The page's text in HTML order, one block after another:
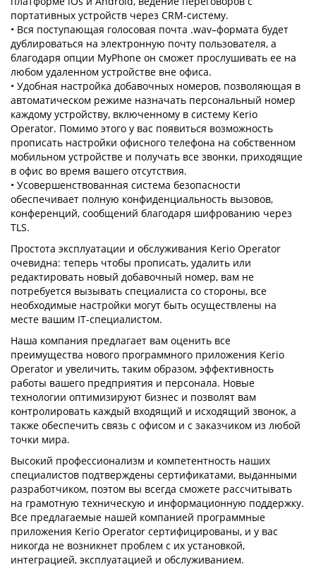
портативных устройств через CRM-систему.
• Вся поступающая голосовая почта .wav–формата будет
дублироваться на электронную почту пользователя, а
благодаря опции MyPhone он сможет прослушивать ее на
любом удаленном устройстве вне офиса.
• Удобная настройка добавочных номеров, позволяющая в
автоматическом режиме назначать персональный номер
каждому устройству, включенному в систему Kerio
Operator. Помимо этого у вас появиться возможность
прописать настройки офисного телефона на собственном
мобильном устройстве и получать все звонки, приходящие
в офис во время вашего отсутствия.
• Усовершенствованная система безопасности
обеспечивает полную конфиденциальность вызовов,
конференций, сообщений благодаря шифрованию через
TLS.
Простота эксплуатации и обслуживания Kerio Operator
очевидна: теперь чтобы прописать, удалить или
редактировать новый добавочный номер, вам не
потребуется вызывать специалиста со стороны, все
необходимые настройки могут быть осуществлены на
месте вашим IT-специалистом.
Наша компания предлагает вам оценить все
преимущества нового программного приложения Kerio
Operator и увеличить, таким образом, эффективность
работы вашего предприятия и персонала. Новые
технологии оптимизируют бизнес и позволят вам
контролировать каждый входящий и исходящий звонок, а
также обеспечить связь с офисом и с заказчиком из любой
точки мира.
Высокий профессионализм и компетентность наших
специалистов подтверждены сертификатами, выданными
разработчиком, поэтом вы всегда сможете рассчитывать
на грамотную техническую и информационную поддержку.
Все предлагаемые нашей компанией программные
приложения Kerio Operator сертифицированы, и у вас
никогда не возникнет проблем с их установкой,
интеграцией, эксплуатацией и обслуживанием.